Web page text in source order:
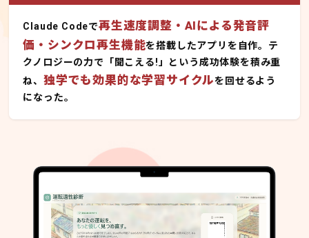
Claude Codeで再生速度調整・AIによる発音評
価・シンクロ再生機能を搭載したアプリを自作。テ
クノロジーの力で「聞こえる!」という成功体験を積み重
ね、独学でも効果的な学習サイクルを回せるよう
になった。